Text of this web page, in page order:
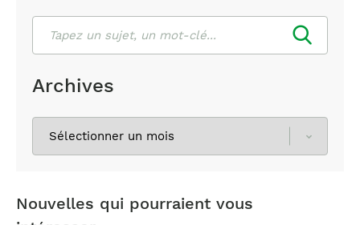
Archives
Nouvelles qui pourraient vous